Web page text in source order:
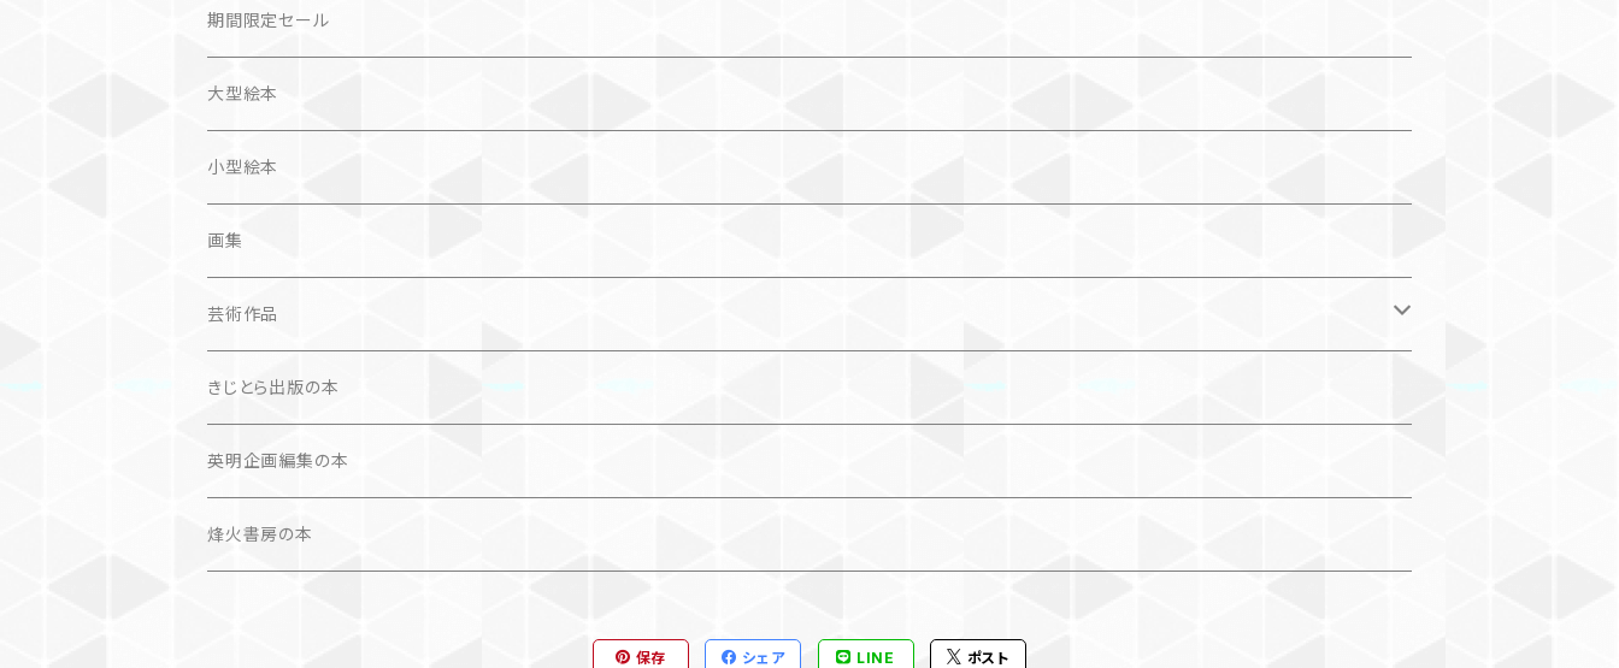
詩歌
文学（論）
仏語対訳絵本
写真集
作品＋エッセイ
カレンダー
画集
カレンダー
期間限定セール
大型絵本
小型絵本
画集
芸術作品
画集
作品集＋エッセイ
カレンダー
写真集
作品集＋エッセイ
きじとら出版の本
英明企画編集の本
烽火書房の本
保存 シェア LINE ポスト